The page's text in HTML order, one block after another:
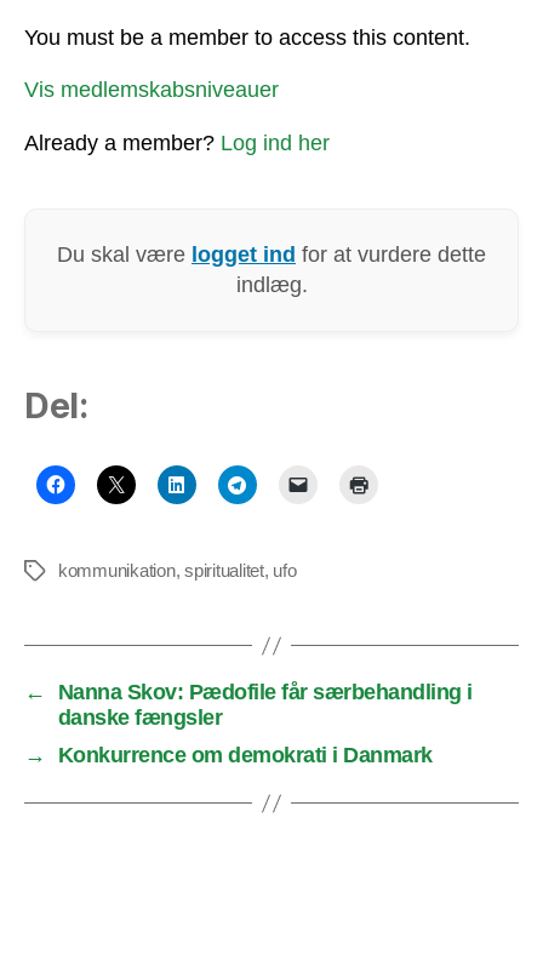
You must be a member to access this content.
Vis medlemskabsniveauer
Already a member? Log ind her
Du skal være logget ind for at vurdere dette
indlæg.
Del:
Tags kommunikation,spiritualitet, ufo
←
Nanna Skov: Pædofile får særbehandling i
danske fængsler
→
Konkurrence om demokrati i Danmark